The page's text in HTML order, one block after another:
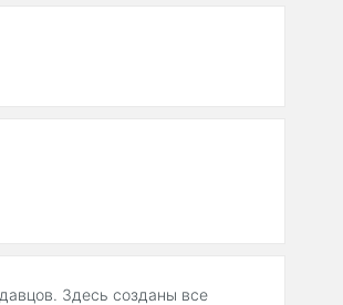
Здесь созданы все